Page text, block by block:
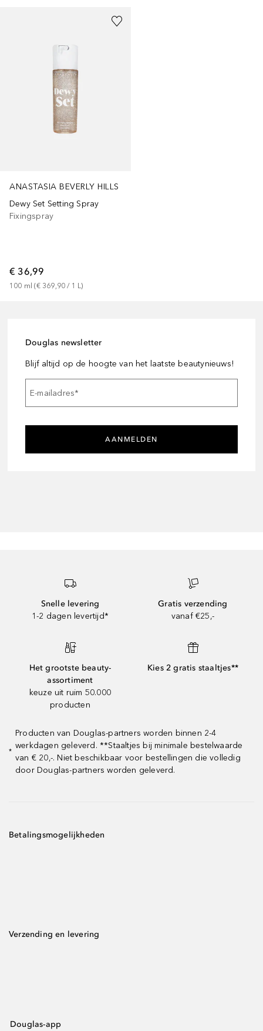
ANASTASIA BEVERLY HILLS
Dewy Set Setting Spray
Fixingspray
€ 36,99
100 ml (€ 369,90 / 1 L)
Douglas newsletter
Blijf altijd op de hoogte van het laatste beautynieuws!
E-mailadres*
AANMELDEN
Snelle levering
1-2 dagen levertijd*
Gratis verzending
vanaf €25,-
Het grootste beauty-
assortiment
keuze uit ruim 50.000
producten
Kies 2 gratis staaltjes**
*
Producten van Douglas-partners worden binnen 2-4
werkdagen geleverd. **Staaltjes bij minimale bestelwaarde
van € 20,-. Niet beschikbaar voor bestellingen die volledig
door Douglas-partners worden geleverd.
Betalingsmogelijkheden
Verzending en levering
Douglas-app